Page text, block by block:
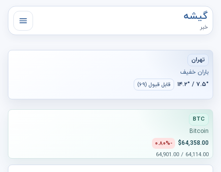
گیشه
خبر
تهران
باران خفیف
۷.۵° / ۱۴.۲° قابل قبول (۶۹)
BTC
Bitcoin
$64,358.00
-۰.۸۰%
64,114.00 / 64,901.00